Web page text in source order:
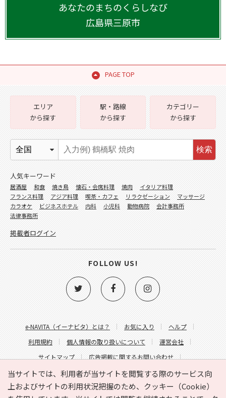
あなたのまちのくらしなび
広島県三原市
PAGE TOP
当サイトでは、利用者が当サイトを閲覧する際のサービス向
上およびサイトの利用状況把握のため、クッキー（Cookie）
e-NAVITA（イーナビタ）とは？ お気に入り
ヘルプ
利用規約
個人情報の取り扱いについて
運営会社
サイトマップ
広告掲載に関するお問い合わせ
サイトの内容に関するお問い合わせ
エリア
から探す
駅・路線
から探す
カテゴリー
から探す
検索
人気キーワード
居酒屋 和食 焼き鳥 懐石・会席料理 焼肉
イタリア料理
フランス料理
アジア料理 喫茶・カフェ リラクゼーション
マッサージ
カラオケ
ビジネスホテル 内科 小児科 動物病院
会計事務所
法律事務所
掲載者ログイン
FOLLOW US!